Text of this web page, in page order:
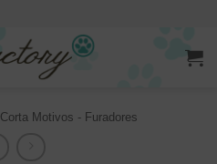
Corta Motivos - Furadores